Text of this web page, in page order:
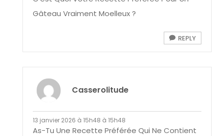
Gâteau Vraiment Moelleux ?
REPLY
Casserolitude
13 janvier 2026 à 15h48 à 15h48
As-Tu Une Recette Préférée Qui Ne Contient